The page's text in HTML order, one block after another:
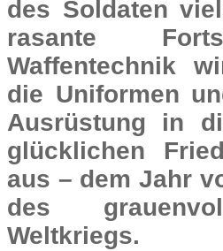
des Soldaten
rasante
Waffentechnik
die Uniformen
Ausrüstung in
glücklichen
aus – dem Jahr
des
Weltkriegs.